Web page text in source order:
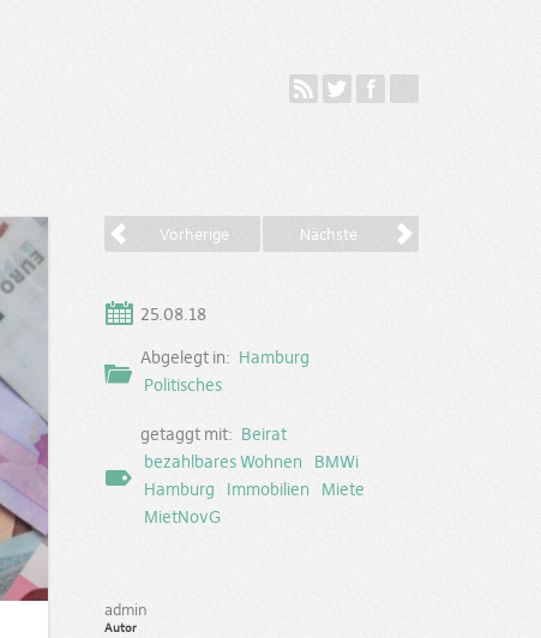
Nächste
Vorherige
25.08.18
Abgelegt in: Hamburg
Politisches
getaggt mit: Beirat
bezahlbares Wohnen
BMWi
Hamburg
Immobilien
Miete
MietNovG
admin
Autor